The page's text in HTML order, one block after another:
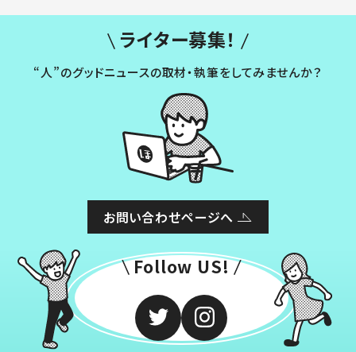
ライター募集！
“人”のグッドニュースの取材・執筆をしてみませんか？
お問い合わせページへ
Follow US!